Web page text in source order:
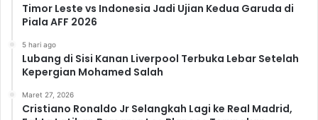
Timor Leste vs Indonesia Jadi Ujian Kedua Garuda di
Piala AFF 2026
5 hari ago
Lubang di Sisi Kanan Liverpool Terbuka Lebar Setelah
Kepergian Mohamed Salah
Maret 27, 2026
Cristiano Ronaldo Jr Selangkah Lagi ke Real Madrid,